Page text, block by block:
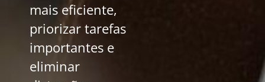
mais eficiente,
priorizar tarefas
importantes e
eliminar